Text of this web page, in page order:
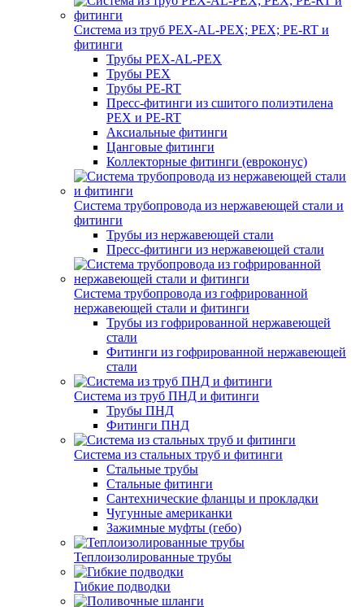
Система из труб PEX-AL-PEX; PEX; PE-RT и
фитинги
Трубы PEX-AL-PEX
Трубы PEX
Трубы PE-RT
Пресс-фитинги из сшитого полиэтилена
PEX и PE-RT
Аксиальные фитинги
Цанговые фитинги
Коллекторные фитинги (евроконус)
Система трубопровода из нержавеющей стали и
фитинги
Трубы из нержавеющей стали
Пресс-фитинги из нержавеющей стали
Система трубопровода из гофрированной
нержавеющей стали и фитинги
Трубы из гофрированной нержавеющей
стали
Фитинги из гофрированной нержавеющей
стали
Система из труб ПНД и фитинги
Трубы ПНД
Фитинги ПНД
Система из стальных труб и фитинги
Стальные трубы
Стальные фитинги
Сантехнические фланцы и прокладки
Чугунные американки
Зажимные муфты (гебо)
Теплоизолированные трубы
Гибкие подводки